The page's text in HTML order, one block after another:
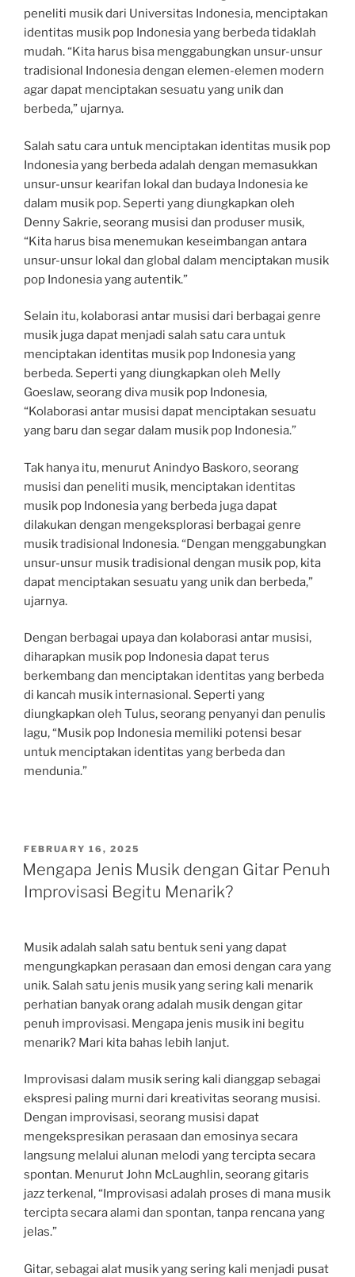
peneliti musik dari Universitas Indonesia, menciptakan
identitas musik pop Indonesia yang berbeda tidaklah
mudah. “Kita harus bisa menggabungkan unsur-unsur
tradisional Indonesia dengan elemen-elemen modern
agar dapat menciptakan sesuatu yang unik dan
berbeda,” ujarnya.
Salah satu cara untuk menciptakan identitas musik pop
Indonesia yang berbeda adalah dengan memasukkan
unsur-unsur kearifan lokal dan budaya Indonesia ke
dalam musik pop. Seperti yang diungkapkan oleh
Denny Sakrie, seorang musisi dan produser musik,
“Kita harus bisa menemukan keseimbangan antara
unsur-unsur lokal dan global dalam menciptakan musik
pop Indonesia yang autentik.”
Selain itu, kolaborasi antar musisi dari berbagai genre
musik juga dapat menjadi salah satu cara untuk
menciptakan identitas musik pop Indonesia yang
berbeda. Seperti yang diungkapkan oleh Melly
Goeslaw, seorang diva musik pop Indonesia,
“Kolaborasi antar musisi dapat menciptakan sesuatu
yang baru dan segar dalam musik pop Indonesia.”
Tak hanya itu, menurut Anindyo Baskoro, seorang
musisi dan peneliti musik, menciptakan identitas
musik pop Indonesia yang berbeda juga dapat
dilakukan dengan mengeksplorasi berbagai genre
musik tradisional Indonesia. “Dengan menggabungkan
unsur-unsur musik tradisional dengan musik pop, kita
dapat menciptakan sesuatu yang unik dan berbeda,”
ujarnya.
Dengan berbagai upaya dan kolaborasi antar musisi,
diharapkan musik pop Indonesia dapat terus
berkembang dan menciptakan identitas yang berbeda
di kancah musik internasional. Seperti yang
diungkapkan oleh Tulus, seorang penyanyi dan penulis
lagu, “Musik pop Indonesia memiliki potensi besar
untuk menciptakan identitas yang berbeda dan
mendunia.”
POSTED
ON
FEBRUARY 16, 2025
Mengapa Jenis Musik dengan Gitar Penuh
Improvisasi Begitu Menarik?
Musik adalah salah satu bentuk seni yang dapat
mengungkapkan perasaan dan emosi dengan cara yang
unik. Salah satu jenis musik yang sering kali menarik
perhatian banyak orang adalah musik dengan gitar
penuh improvisasi. Mengapa jenis musik ini begitu
menarik? Mari kita bahas lebih lanjut.
Improvisasi dalam musik sering kali dianggap sebagai
ekspresi paling murni dari kreativitas seorang musisi.
Dengan improvisasi, seorang musisi dapat
mengekspresikan perasaan dan emosinya secara
langsung melalui alunan melodi yang tercipta secara
spontan. Menurut John McLaughlin, seorang gitaris
jazz terkenal, “Improvisasi adalah proses di mana musik
tercipta secara alami dan spontan, tanpa rencana yang
jelas.”
Gitar, sebagai alat musik yang sering kali menjadi pusat